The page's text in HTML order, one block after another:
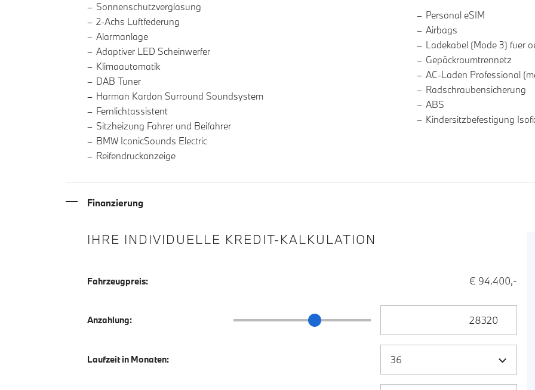
Sonnenschutzverglasung
2-Achs Luftfederung
Alarmanlage
Adaptiver LED Scheinwerfer
Klimaautomatik
DAB Tuner
Harman Kardon Surround Soundsystem
Fernlichtassistent
Sitzheizung Fahrer und Beifahrer
BMW IconicSounds Electric
Reifendruckanzeige
Personal eSIM
Airbags
Ladekabel (Mode 3) fuer
Gepäckraumtrennetz
AC-Laden Professional
Radschraubensicherung
ABS
Kindersitzbefestigung
Finanzierung
IHRE INDIVIDUELLE KREDIT-KALKULATION
Fahrzeugpreis: € 94.400,-
Anzahlung: Anzahlung Schieberegler
Laufzeit in Monaten: